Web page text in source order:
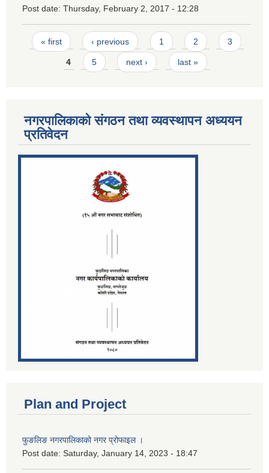
Post date: Thursday, February 2, 2017 - 12:28
Pages
« first ‹ previous 1 2 3
4 5 next › last »
नगरपालिकाको संगठन तथा व्यवस्थापन अध्ययन
प्रतिवेदन
Plan and Project
फुङलिङ नगरपालिकाको नगर प्रोफाइल ।
Post date: Saturday, January 14, 2023 - 18:47